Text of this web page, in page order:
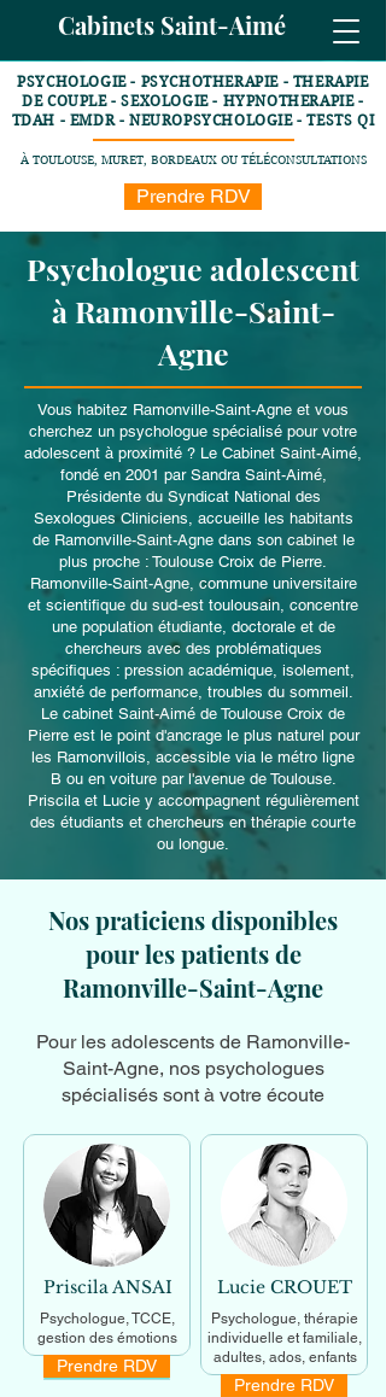
Cabinets Saint-Aimé
PSYCHOLOGIE - PSYCHOTHERAPIE - THERAPIE
DE COUPLE - SEXOLOGIE - HYPNOTHERAPIE -
TDAH - EMDR - NEUROPSYCHOLOGIE - TESTS QI
À TOULOUSE, MURET, BORDEAUX OU TÉLÉCONSULTATIONS
Prendre RDV
Psychologue adolescent
à Ramonville-Saint-
Agne
Vous habitez Ramonville-Saint-Agne et vous
cherchez un psychologue spécialisé pour votre
adolescent à proximité ? Le Cabinet Saint-Aimé,
fondé en 2001 par Sandra Saint-Aimé,
Présidente du Syndicat National des
Sexologues Cliniciens, accueille les habitants
de Ramonville-Saint-Agne dans son cabinet le
plus proche : Toulouse Croix de Pierre.
Ramonville-Saint-Agne, commune universitaire
et scientifique du sud-est toulousain, concentre
une population étudiante, doctorale et de
chercheurs avec des problématiques
spécifiques : pression académique, isolement,
anxiété de performance, troubles du sommeil.
Le cabinet Saint-Aimé de Toulouse Croix de
Pierre est le point d'ancrage le plus naturel pour
les Ramonvillois, accessible via le métro ligne
B ou en voiture par l'avenue de Toulouse.
Priscila et Lucie y accompagnent régulièrement
des étudiants et chercheurs en thérapie courte
ou longue.
Nos praticiens disponibles
pour les patients de
Ramonville-Saint-Agne
Pour les adolescents de Ramonville-
Saint-Agne, nos psychologues
spécialisés sont à votre écoute
Priscila ANSAI
Psychologue, TCCE,
gestion des émotions
En savoir +
Prendre RDV
Lucie CROUET
Psychologue, thérapie
individuelle et familiale,
adultes, ados, enfants
En savoir +
Prendre RDV